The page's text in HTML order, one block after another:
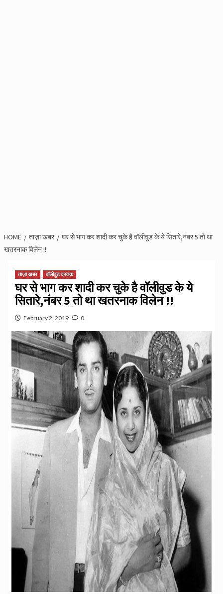
HOME ताज़ा खबर
घर से भाग कर शादी कर चुके है वॉलीवुड के ये सितारे,नंबर 5 तो था
खतरनाक विलेन !!
ताज़ा खबर वॉलीवुड दस्तक
घर से भाग कर शादी कर चुके है वॉलीवुड के ये
सितारे,नंबर 5 तो था खतरनाक विलेन !!
February 2, 2019 0